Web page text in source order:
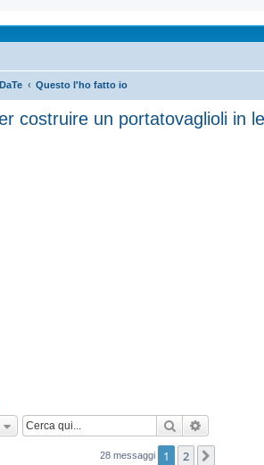
Questo l'ho fatto io
costruire un portatovaglioli in
Cerca
28 messaggi 1 2